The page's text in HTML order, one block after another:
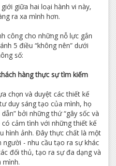
giữa hai loại hành vi này,
ra xa mình hơn.
công cho những nỗ lực gắn
5 điều “không nên” dưới
số:
hàng thực sự tìm kiếm
chọn và duyệt các thiết kế
duy sáng tạo của mình, họ
bởi những thứ “gây sốc và
cảm tình với những thiết kế
hình ảnh. Đây thực chất là một
người - nhu cầu tạo ra sự khác
đối thủ, tạo ra sự đa dạng và
mình.